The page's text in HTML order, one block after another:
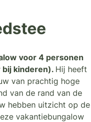
voor 4 personen
bij kinderen). Hij heeft
van prachtig hoge
van de rand van de
hebben uitzicht op de
vakantiebungalow